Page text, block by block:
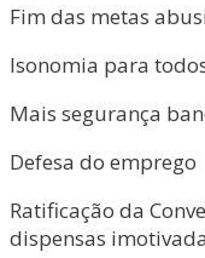
Fim das metas
Isonomia para
Mais segurança
Defesa do emprego
Ratificação da
dispensas